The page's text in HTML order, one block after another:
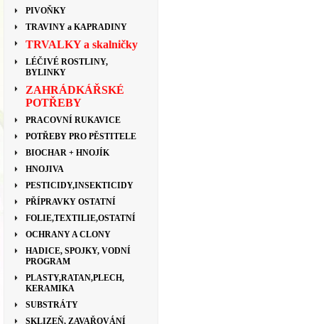
PIVOŇKY
TRAVINY a KAPRADINY
TRVALKY a skalničky
LÉČIVÉ ROSTLINY,
BYLINKY
ZAHRÁDKÁŘSKÉ
POTŘEBY
PRACOVNÍ RUKAVICE
POTŘEBY PRO PĚSTITELE
BIOCHAR + HNOJÍK
HNOJIVA
PESTICIDY,INSEKTICIDY
PŘÍPRAVKY OSTATNÍ
FOLIE,TEXTILIE,OSTATNÍ
OCHRANY A CLONY
HADICE, SPOJKY, VODNÍ
PROGRAM
PLASTY,RATAN,PLECH,
KERAMIKA
SUBSTRÁTY
SKLIZEŇ, ZAVAŘOVÁNÍ